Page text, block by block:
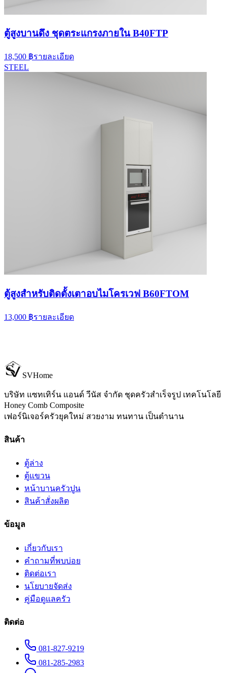
ตู้สูงบานดึง ชุดตระแกรงภายใน B40FTP
18,500 ฿รายละเอียด
STEEL
ตู้สูงสำหรับติดตั้งเตาอบไมโครเวฟ B60FTOM
13,000 ฿รายละเอียด
SVHome
บริษัท แซทเทิร์น แอนด์ วีนัส จำกัด ชุดครัวสำเร็จรูป เทคโนโลยี
Honey Comb Composite
เฟอร์นิเจอร์ครัวยุคใหม่ สวยงาม ทนทาน เป็นตำนาน
สินค้า
ตู้ล่าง
ตู้แขวน
หน้าบานครัวปูน
สินค้าสั่งผลิต
ข้อมูล
เกี่ยวกับเรา
คำถามที่พบบ่อย
ติดต่อเรา
นโยบายจัดส่ง
คู่มือดูแลครัว
ติดต่อ
081-827-9219
081-285-2983